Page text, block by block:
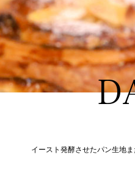
イースト発酵させたパン生地